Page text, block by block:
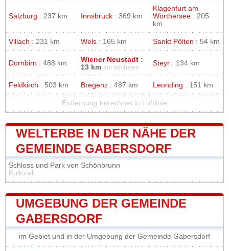
Salzburg : 237 km Innsbruck : 369 km
Klagenfurt am
Wörthersee : 205
km
Villach : 231 km Wels : 165 km Sankt Pölten : 54 km
Dornbirn : 488 km Wiener Neustadt :
13 km am nächsten
Steyr : 134 km
Feldkirch : 503 km Bregenz : 487 km Leonding : 151 km
Entfernung berechnet in Luftlinie
WELTERBE IN DER NÄHE DER
GEMEINDE GABERSDORF
Schloss und Park von Schönbrunn
Kulturell
UMGEBUNG DER GEMEINDE
GABERSDORF
im Gebiet und in der Umgebung der Gemeinde Gabersdorf